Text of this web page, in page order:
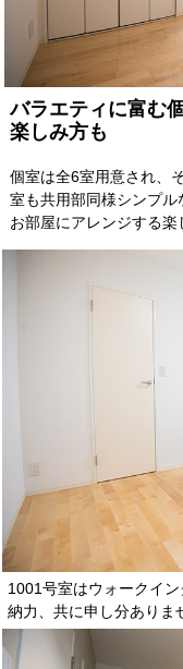
バラエティに富む
楽しみ方も
個室は全6室用意され、
室も共用部同様シンプ
お部屋にアレンジする楽
1001号室はウォークイ
納力、共に申し分ありま